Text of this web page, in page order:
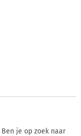
je op zoek naar